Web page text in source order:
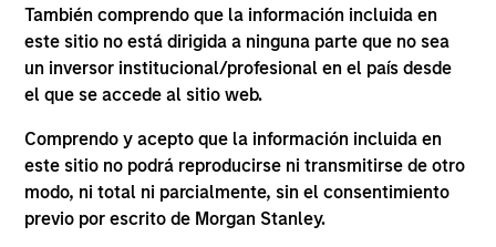
También comprendo que la información incluida en
este sitio no está dirigida a ninguna parte que no sea
un inversor institucional/profesional en el país desde
el que se accede al sitio web.
Comprendo y acepto que la información incluida en
este sitio no podrá reproducirse ni transmitirse de otro
modo, ni total ni parcialmente, sin el consentimiento
previo por escrito de Morgan Stanley.
Private Markets Perspectives Q1
Webinar
04-MAR-2026
leaders provided a summary of the private
markets’ investment environment, a deep dive
into the entry opportunity in private real
estate, and an in-depth review of private